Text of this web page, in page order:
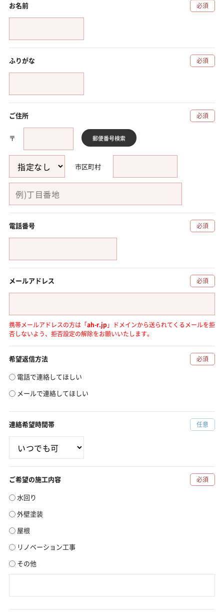
お名前 必須
ふりがな 必須
ご住所 必須
〒 郵便番号検索
市区町村
電話番号 必須
メールアドレス 必須
携帯メールアドレスの方は「ah-r.jp」ドメインから送られてくるメールを拒
否しないよう、 拒否設定の解除をお願いいたします。
希望返信方法 必須
電話で連絡してほしい
メールで連絡してほしい
連絡希望時間帯 任意
ご希望の施工内容 必須
水回り
外壁塗装
屋根
リノベーション工事
その他